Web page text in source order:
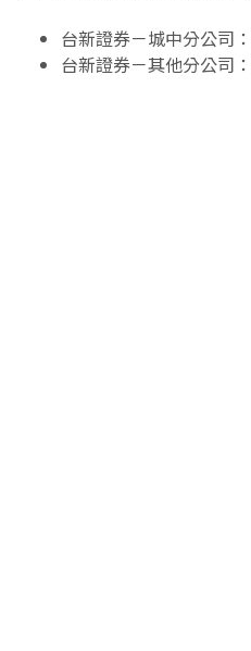
台新證券－城中分公司
台新證券－其他分公司：